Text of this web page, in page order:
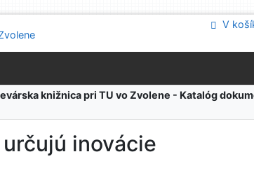
V
knižnica pri TU vo Zvolene - Katalóg
inovácie